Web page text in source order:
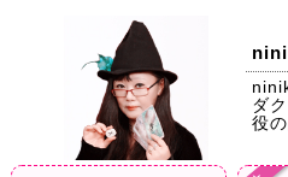
ダ
役